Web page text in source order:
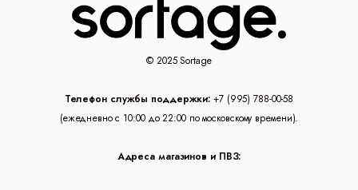
© 2025 Sortage
Телефон службы поддержки: +7 (995) 788-00-58
(ежедневно с 10:00 до 22:00 по московскому времени).
Адреса магазинов и ПВЗ: